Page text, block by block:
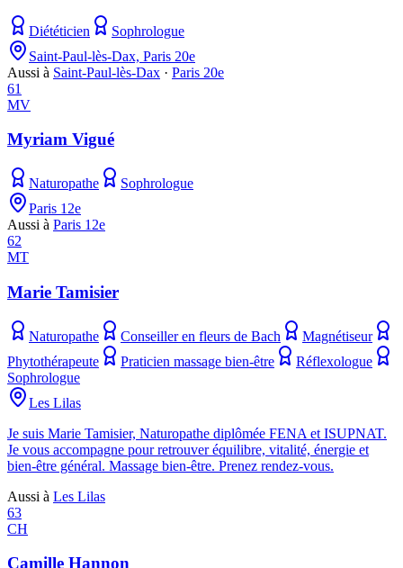
Diététicien
Sophrologue
Saint-Paul-lès-Dax, Paris 20e
Aussi à Saint-Paul-lès-Dax · Paris 20e
61
MV
Myriam Vigué
Naturopathe
Sophrologue
Paris 12e
Aussi à Paris 12e
62
MT
Marie Tamisier
Naturopathe Conseiller en fleurs de Bach
Magnétiseur
Phytothérapeute
Praticien massage bien-être
Réflexologue
Sophrologue
Les Lilas
Je suis Marie Tamisier, Naturopathe diplômée FENA et ISUPNAT.
Je vous accompagne pour retrouver équilibre, vitalité, énergie et
bien-être général. Massage bien-être. Prenez rendez-vous.
Aussi à Les Lilas
63
CH
Camille Hannon